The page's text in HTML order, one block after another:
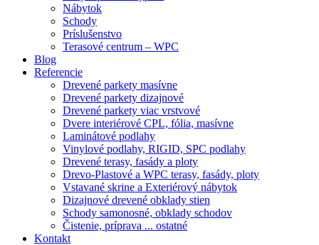
Nábytok
Schody
Príslušenstvo
Terasové centrum – WPC
Blog
Referencie
Drevené parkety masívne
Drevené parkety dizajnové
Drevené parkety viac vrstvové
Dvere interiérové CPL, fólia, masívne
Laminátové podlahy
Vinylové podlahy, RIGID, SPC podlahy
Drevené terasy, fasády a ploty
Drevo-Plastové a WPC terasy, fasády, ploty
Vstavané skrine a Exteriérový nábytok
Dizajnové drevené obklady stien
Schody samonosné, obklady schodov
Čistenie, príprava ... ostatné
Kontakt